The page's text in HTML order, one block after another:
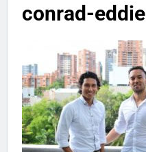
conrad-eddie